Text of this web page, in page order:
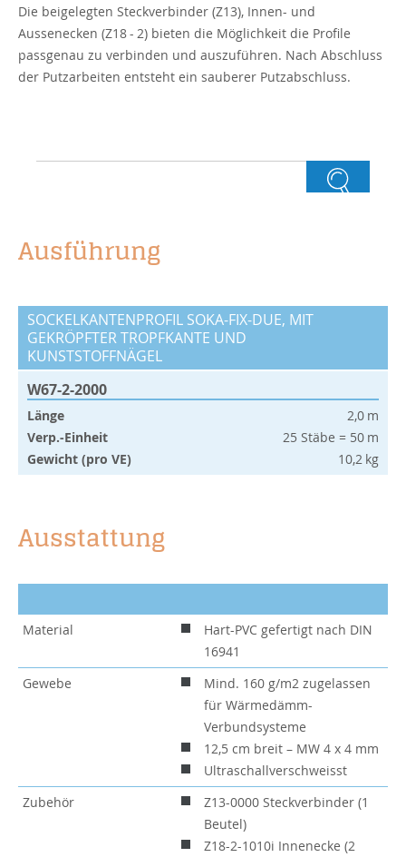
Die beigelegten Steckverbinder (Z13), Innen- und
Aussenecken (Z18 - 2) bieten die Möglichkeit die Profile
passgenau zu verbinden und auszuführen. Nach Abschluss
der Putzarbeiten entsteht ein sauberer Putzabschluss.
Ausführung
SOCKELKANTENPROFIL SOKA-FIX-DUE, MIT
GEKRÖPFTER TROPFKANTE UND
KUNSTSTOFFNÄGEL
W67-2-2000
Länge
2,0 m
Verp.-Einheit
25 Stäbe = 50 m
Gewicht (pro VE)
10,2 kg
Ausstattung
Material
Hart-PVC gefertigt nach DIN
16941
Gewebe
Mind. 160 g/m2 zugelassen
für Wärmedämm-
Verbundsysteme
12,5 cm breit – MW 4 x 4 mm
Ultraschallverschweisst
Zubehör
Z13-0000 Steckverbinder (1
Beutel)
Z18-2-1010i Innenecke (2